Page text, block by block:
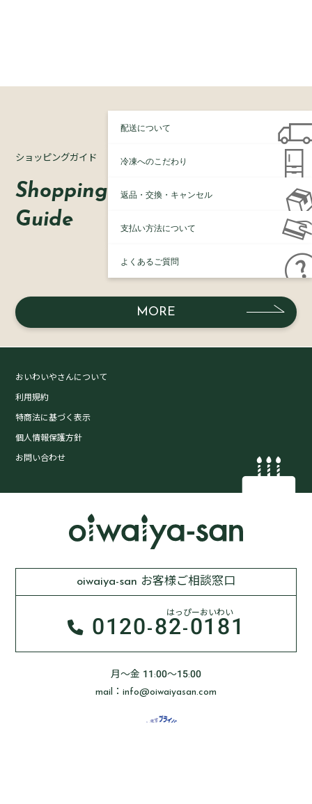
ショッピングガイド
Shopping
Guide
MORE
配送について
冷凍へのこだわり
返品・交換・キャンセル
支払い方法について
よくあるご質問
おいわいやさんについて
利用規約
特商法に基づく表示
個人情報保護方針
お問い合わせ
oiwaiya-san お客様ご相談窓口
0120-82-0181
はっぴーおいわい
月～金 11:00～15:00
mail：info@oiwaiyasan.com